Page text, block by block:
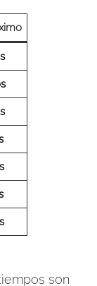
son